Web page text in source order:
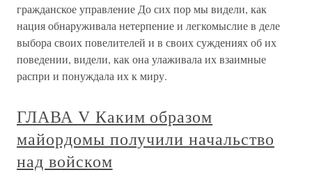
гражданское управление До сих пор мы видели, как
нация обнаруживала нетерпение и легкомыслие в деле
выбора своих повелителей и в своих суждениях об их
поведении, видели, как она улаживала их взаимные
распри и понуждала их к миру.
ГЛАВА V Каким образом
майордомы получили начальство
над войском